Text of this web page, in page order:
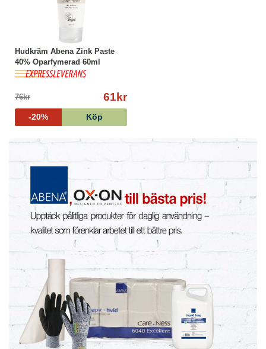
Hudkräm Abena Zink Paste
40% Oparfymerad 60ml
76kr 61kr
-20% Köp